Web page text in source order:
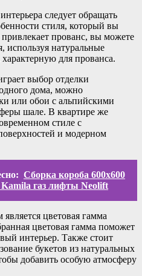
следует обращать
стиля, который вы
прованс, вы можете
используя натуральные
для прованса.
выбор отделки
дома, можно
или обои с альпийскими
шале. В квартире же
стиле с
и модерном
Сборка короба 600х600
газ лифты Neolift
цветовая гамма
цветовая гамма поможет
интерьер. Также стоит
букетов из натуральных
добавить особую атмосферу